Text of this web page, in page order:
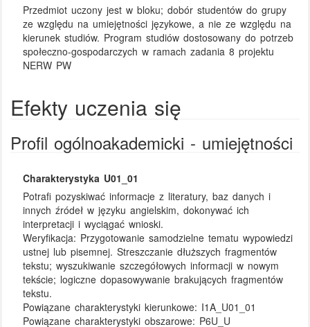
Przedmiot uczony jest w bloku; dobór studentów do grupy
ze względu na umiejętności językowe, a nie ze względu na
kierunek studiów. Program studiów dostosowany do potrzeb
społeczno-gospodarczych w ramach zadania 8 projektu
NERW PW
Efekty uczenia się
Profil ogólnoakademicki - umiejętności
Charakterystyka U01_01
Potrafi pozyskiwać informacje z literatury, baz danych i
innych źródeł w języku angielskim, dokonywać ich
interpretacji i wyciągać wnioski.
Weryfikacja: Przygotowanie samodzielne tematu wypowiedzi
ustnej lub pisemnej. Streszczanie dłuższych fragmentów
tekstu; wyszukiwanie szczegółowych informacji w nowym
tekście; logiczne dopasowywanie brakujących fragmentów
tekstu.
Powiązane charakterystyki kierunkowe: I1A_U01_01
Powiązane charakterystyki obszarowe: P6U_U